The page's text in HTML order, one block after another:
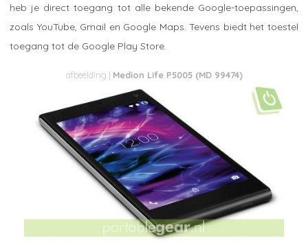
heb je direct toegang tot alle bekende Google-toepassingen,
zoals YouTube, Gmail en Google Maps. Tevens biedt het toestel
toegang tot de Google Play Store.
Medion Life P5005 (MD 99474)